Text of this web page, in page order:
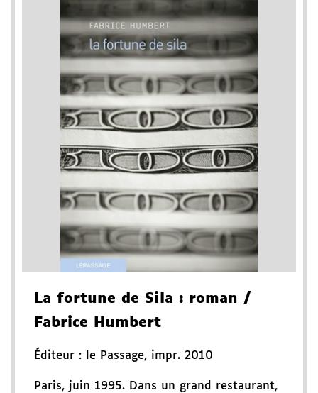
La fortune de Sila : roman /
Fabrice Humbert
Éditeur : le Passage, impr. 2010
Paris, juin 1995. Dans un grand restaurant,